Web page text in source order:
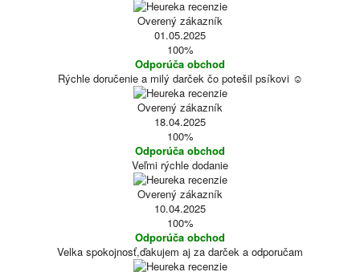
Overený zákazník
01.05.2025
100%
Odporúča obchod
Rýchle doručenie a milý darček čo potešil psíkovi ☺️
Overený zákazník
18.04.2025
100%
Odporúča obchod
Veľmi rýchle dodanie
Overený zákazník
10.04.2025
100%
Odporúča obchod
Velka spokojnosť,ďakujem aj za darček a odporučam